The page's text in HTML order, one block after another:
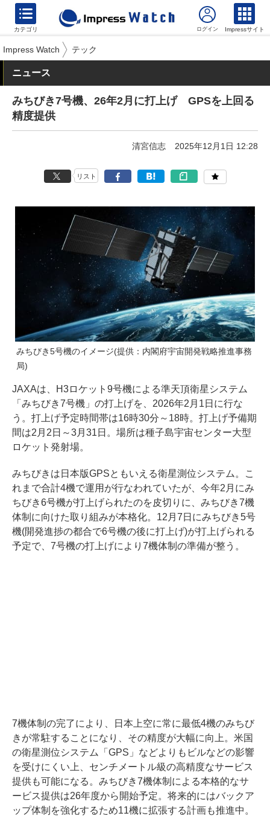
カテゴリ Impressサイト
Impress Watch テック
ニュース
みちびき7号機、26年2月に打上げ GPSを上回る
精度提供
清宮信志 2025年12月1日 12:28
リスト
みちびき5号機のイメージ(提供：内閣府宇宙開発戦略推進事務
局)
JAXAは、H3ロケット9号機による準天頂衛星システム
「みちびき7号機」の打上げを、2026年2月1日に行な
う。打上げ予定時間帯は16時30分～18時。打上げ予備期
間は2月2日～3月31日。場所は種子島宇宙センター大型
ロケット発射場。
みちびきは日本版GPSともいえる衛星測位システム。こ
れまで合計4機で運用が行なわれていたが、今年2月にみ
ちびき6号機が打上げられたのを皮切りに、みちびき7機
体制に向けた取り組みが本格化。12月7日にみちびき5号
機(開発進捗の都合で6号機の後に打上げ)が打上げられる
予定で、7号機の打上げにより7機体制の準備が整う。
7機体制の完了により、日本上空に常に最低4機のみちび
きが常駐することになり、その精度が大幅に向上。米国
の衛星測位システム「GPS」などよりもビルなどの影響
を受けにくい上、センチメートル級の高精度なサービス
提供も可能になる。みちびき7機体制による本格的なサ
ービス提供は26年度から開始予定。将来的にはバックア
ップ体制を強化するため11機に拡張する計画も推進中。